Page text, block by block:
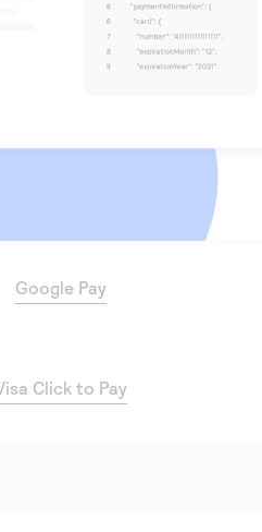
Google Pay
Click to Pay